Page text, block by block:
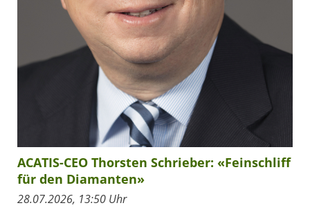
ACATIS-CEO Thorsten Schrieber: «Feinschliff
für den Diamanten»
28.07.2026, 13:50 Uhr